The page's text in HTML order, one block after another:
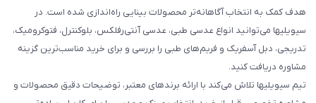
هدف کمک به انتخاب آگاهانه‌تر محصولات بینایی راه‌اندازی شده است. در
سیویلیها می‌توانید انواع عدسی طبی، عدسی آنتی‌رفلکس، بلوکنترل، فتوکرومیک،
تدریجی، دبل آسفریک و فریم‌های طبی را بررسی و برای خرید مناسب‌ترین گزینه
مشاوره دریافت کنید.
تیم سیویلیها تلاش می‌کند با ارائه برندهای معتبر، توضیحات دقیق محصولات و